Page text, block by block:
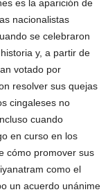
es la aparición de
nacionalistas
se celebraron
y, a partir de
votado por
resolver sus quejas
cingaleses no
cuando
en curso en los
cómo promover sus
como el
un acuerdo unánime